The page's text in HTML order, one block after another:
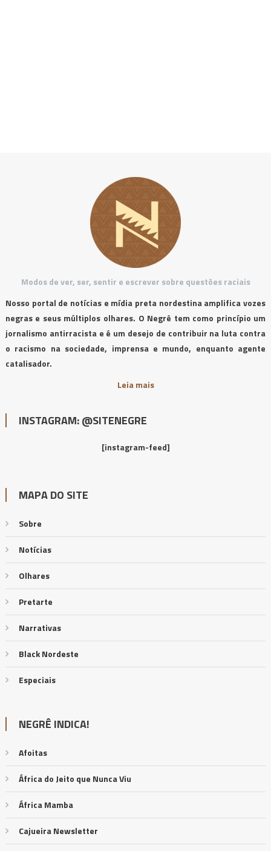
Modos de ver, ser, sentir e escrever sobre questões raciais
Nosso portal de notícias e mídia preta nordestina amplifica vozes
negras e seus múltiplos olhares. O Negrê tem como princípio um
jornalismo antirracista e é um desejo de contribuir na luta contra
o racismo na sociedade, imprensa e mundo, enquanto agente
catalisador.
Leia mais
INSTAGRAM: @SITENEGRE
[instagram-feed]
MAPA DO SITE
Sobre
Notícias
Olhares
Pretarte
Narrativas
Black Nordeste
Especiais
NEGRÊ INDICA!
Afoitas
África do Jeito que Nunca Viu
África Mamba
Cajueira Newsletter